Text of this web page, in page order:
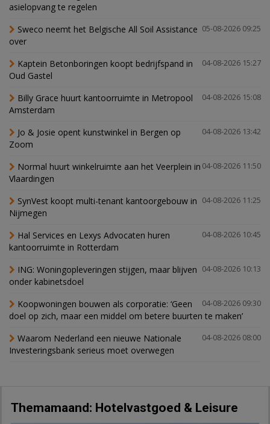
asielopvang te regelen
05-08-2026 09:25
Sweco neemt het Belgische All Soil Assistance
over
04-08-2026 15:27
Kaptein Betonboringen koopt bedrijfspand in
Oud Gastel
04-08-2026 15:08
Billy Grace huurt kantoorruimte in Metropool
Amsterdam
04-08-2026 13:42
Jo & Josie opent kunstwinkel in Bergen op
Zoom
04-08-2026 11:50
Normal huurt winkelruimte aan het Veerplein in
Vlaardingen
04-08-2026 11:25
SynVest koopt multi-tenant kantoorgebouw in
Nijmegen
04-08-2026 10:45
Hal Services en Lexys Advocaten huren
kantoorruimte in Rotterdam
04-08-2026 10:13
ING: Woningopleveringen stijgen, maar blijven
onder kabinetsdoel
04-08-2026 09:30
Koopwoningen bouwen als corporatie: ‘Geen
doel op zich, maar een middel om betere buurten te maken’
04-08-2026 08:00
Waarom Nederland een nieuwe Nationale
Investeringsbank serieus moet overwegen
Themamaand: Hotelvastgoed & Leisure